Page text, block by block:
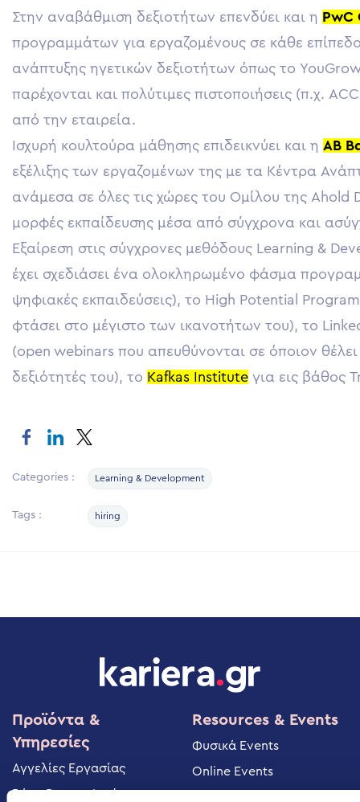
Στην αναβάθμιση δεξιοτήτων επενδύει και η PwC
προγραμμάτων για εργαζομένους σε κάθε
ανάπτυξης ηγετικών δεξιοτήτων όπως το
παρέχονται και πολύτιμες πιστοποιήσεις (π.χ.
από την εταιρεία.
Ισχυρή κουλτούρα μάθησης επιδεικνύει και η ΑΒ
εξέλιξης των εργαζομένων της με τα Κέντρα
ανάμεσα σε όλες τις χώρες του Ομίλου της Ahold
μορφές εκπαίδευσης μέσα από σύγχρονα και
Εξαίρεση στις σύγχρονες μεθόδους Learning &
έχει σχεδιάσει ένα ολοκληρωμένο φάσμα
ψηφιακές εκπαιδεύσεις), το High Potential
φτάσει στο μέγιστο των ικανοτήτων του), το
(open webinars που απευθύνονται σε όποιον
δεξιότητές του), το Kafkas Institute για εις βάθος
Categories : Learning & Development
Tags : hiring
Προϊόντα &
Υπηρεσίες
Αγγελίες Εργασίας
Βάση Βιογραφικών
Resources & Events
Φυσικά Events
Online Events